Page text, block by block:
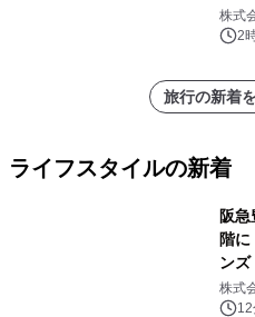
う！
株式
2
旅行の新着
ライフスタイルの新着
阪
階
ンズ
株式
12